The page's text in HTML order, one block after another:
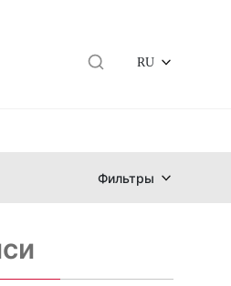
RU
Фильтры